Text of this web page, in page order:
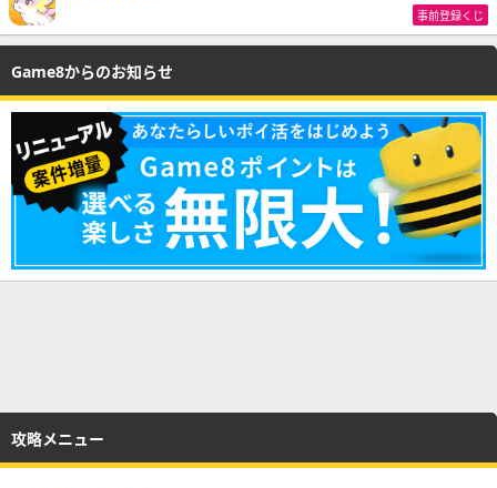
事前登録くじ
Game8からのお知らせ
攻略メニュー